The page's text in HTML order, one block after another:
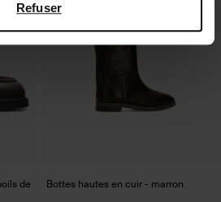
Refuser
de
Bottes hautes en cuir - marron